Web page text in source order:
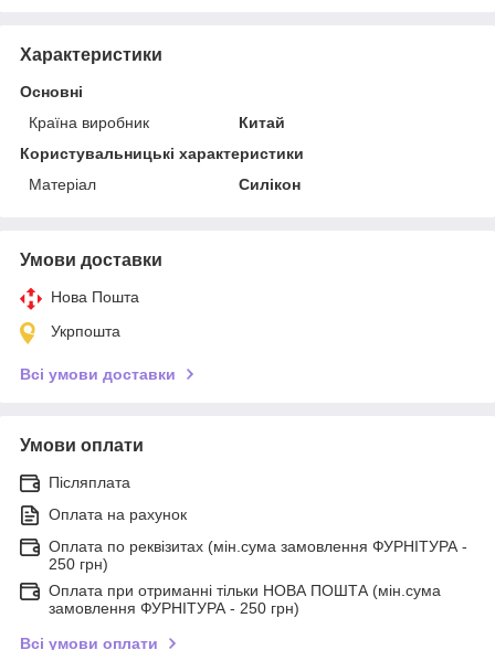
Характеристики
Основні
Країна виробник
Китай
Користувальницькі характеристики
Матеріал
Силікон
Умови доставки
Нова Пошта
Укрпошта
Всі умови доставки
Умови оплати
Післяплата
Оплата на рахунок
Оплата по реквізитах (мін.сума замовлення ФУРНІТУРА -
250 грн)
Оплата при отриманні тільки НОВА ПОШТА (мін.сума
замовлення ФУРНІТУРА - 250 грн)
Всі умови оплати